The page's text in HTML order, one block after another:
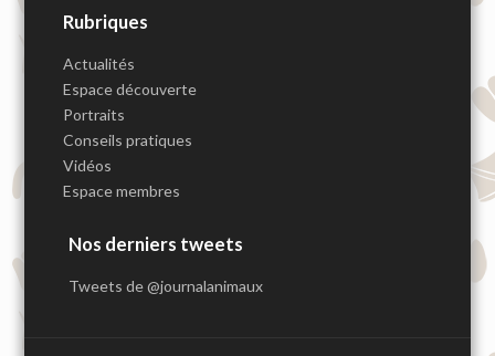
Rubriques
Actualités
Espace découverte
Portraits
Conseils pratiques
Vidéos
Espace membres
Nos derniers tweets
Tweets de @journalanimaux